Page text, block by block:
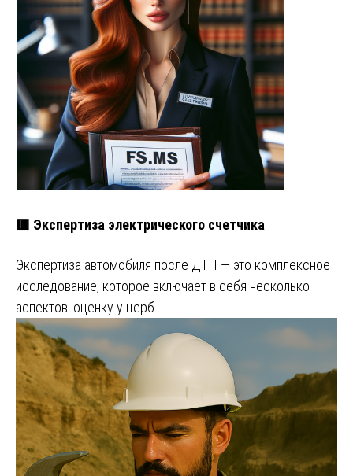
🟥 Экспертиза электрического счетчика
Экспертиза автомобиля после ДТП — это комплексное
исследование, которое включает в себя несколько
аспектов: оценку ущерб…